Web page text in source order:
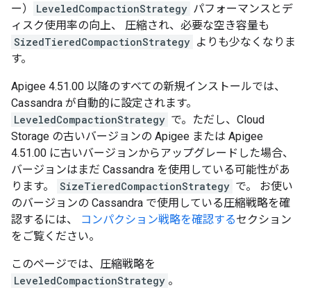
ー）
LeveledCompactionStrategy パフォーマンスとデ
ィスク使用率の向上、 圧縮され、必要な空き容量も
SizedTieredCompactionStrategy よりも少なくなりま
す。
Apigee 4.51.00 以降のすべての新規インストールでは、
Cassandra が自動的に設定されます。
LeveledCompactionStrategy で。ただし、Cloud
Storage の古いバージョンの Apigee または Apigee
4.51.00 に古いバージョンからアップグレードした場合、
バージョンはまだ Cassandra を使用している可能性があ
ります。
SizeTieredCompactionStrategy で。 お使い
のバージョンの Cassandra で使用している圧縮戦略を確
認するには、
コンパクション戦略を確認するセクション
をご覧ください。
このページでは、圧縮戦略を
LeveledCompactionStrategy 。